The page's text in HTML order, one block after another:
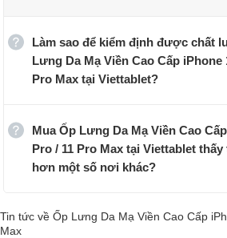
Làm sao để kiểm định được chất
Lưng Da Mạ Viền Cao Cấp iPhone
Pro Max tại Viettablet?
Mua Ốp Lưng Da Mạ Viền Cao
Pro / 11 Pro Max tại Viettablet
hơn một số nơi khác?
Tin tức về Ốp Lưng Da Mạ Viền Cao Cấp
Max